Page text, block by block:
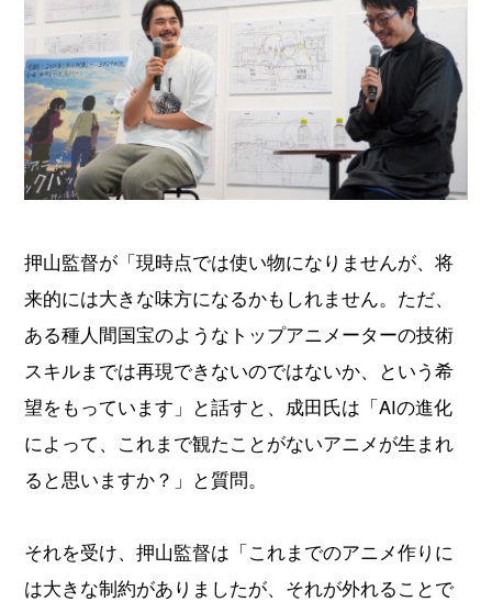
押山監督が「現時点では使い物になりませんが、将
来的には大きな味方になるかもしれません。ただ、
ある種人間国宝のようなトップアニメーターの技術
スキルまでは再現できないのではないか、という希
望をもっています」と話すと、成田氏は「AIの進化
によって、これまで観たことがないアニメが生まれ
ると思いますか？」と質問。
それを受け、押山監督は「これまでのアニメ作りに
は大きな制約がありましたが、それが外れることで